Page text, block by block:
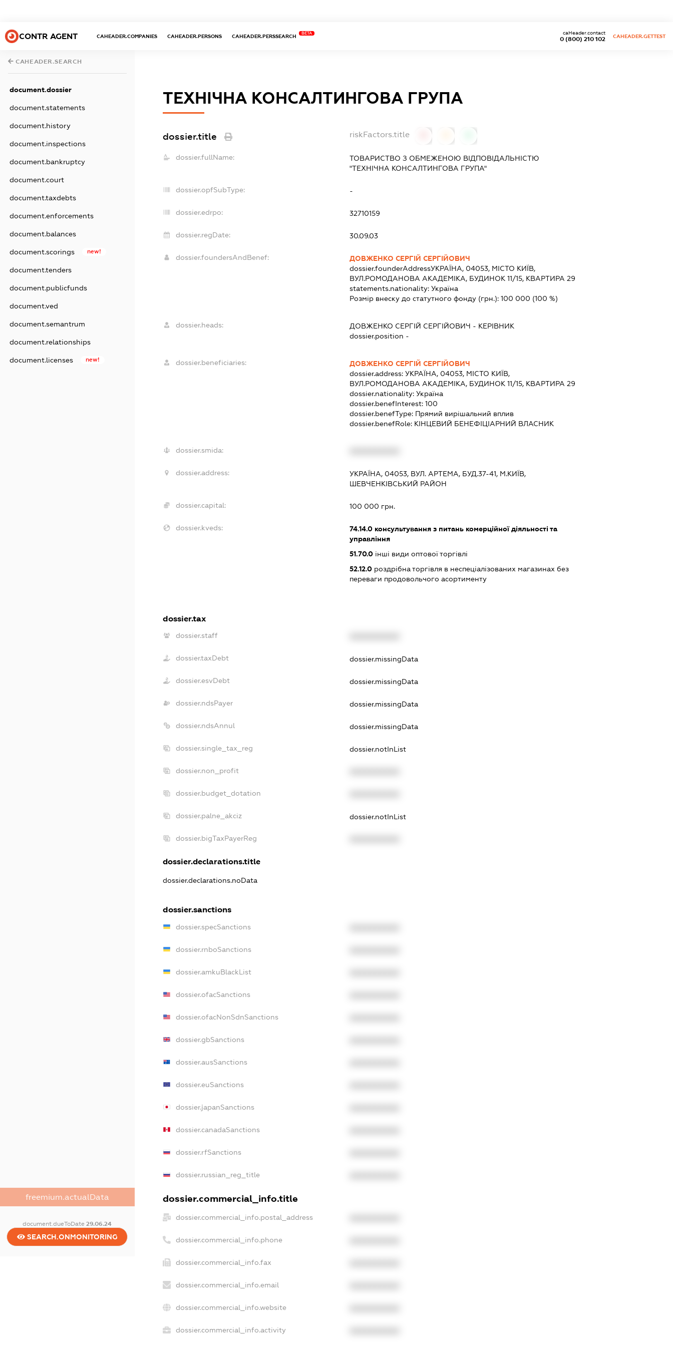
CONTR AGENT CAHEADER.COMPANIES CAHEADER.PERSONS CAHEADER.PERSSEARCH
BETA
0 (800) 210 102
caHeader.contact
CAHEADER.GETTEST
CAHEADER.SEARCH
document.dossier
document.statements
document.history
document.inspections
document.bankruptcy
document.court
document.taxdebts
document.enforcements
document.balances
document.scorings new!
document.tenders
document.publicfunds
document.ved
document.semantrum
document.relationships
document.licenses new!
freemium.actualData
document.dueToDate29.06.24
SEARCH.ONMONITORING
ТЕХНІЧНА КОНСАЛТИНГОВА ГРУПА
dossier.title riskFactors.title
dossier.fullName:
ТОВАРИСТВО З ОБМЕЖЕНОЮ ВІДПОВІДАЛЬНІСТЮ
"ТЕХНІЧНА КОНСАЛТИНГОВА ГРУПА"
dossier.opfSubType: -
dossier.edrpo: 32710159
dossier.regDate: 30.09.03
dossier.foundersAndBenef:
ДОВЖЕНКО СЕРГІЙ СЕРГІЙОВИЧ
dossier.founderAddressУКРАЇНА, 04053, МІСТО КИЇВ,
ВУЛ.РОМОДАНОВА АКАДЕМІКА, БУДИНОК 11/15, КВАРТИРА 29
statements.nationality: Україна
Розмір внеску до статутного фонду (грн.): 100 000 (100 %)
dossier.heads: ДОВЖЕНКО СЕРГІЙ СЕРГІЙОВИЧ - КЕРІВНИК
dossier.position -
dossier.beneficiaries:
ДОВЖЕНКО СЕРГІЙ СЕРГІЙОВИЧ
dossier.address: УКРАЇНА, 04053, МІСТО КИЇВ,
ВУЛ.РОМОДАНОВА АКАДЕМІКА, БУДИНОК 11/15, КВАРТИРА 29
dossier.nationality: Україна
dossier.benefInterest: 100
dossier.benefType: Прямий вирішальний вплив
dossier.benefRole: КІНЦЕВИЙ БЕНЕФІЦІАРНИЙ ВЛАСНИК
dossier.smida:
dossier.address:
УКРАЇНА, 04053, ВУЛ. АРТЕМА, БУД.37-41, М.КИЇВ,
ШЕВЧЕНКІВСЬКИЙ РАЙОН
dossier.capital: 100 000 грн.
dossier.kveds: 74.14.0консультування з питань комерційної діяльності та
управління
51.70.0інші види оптової торгівлі
52.12.0роздрібна торгівля в неспеціалізованих магазинах без
переваги продовольчого асортименту
dossier.tax
dossier.staff
dossier.taxDebt dossier.missingData
dossier.esvDebt dossier.missingData
dossier.ndsPayer dossier.missingData
dossier.ndsAnnul dossier.missingData
dossier.single_tax_reg dossier.notInList
dossier.non_profit
dossier.budget_dotation
dossier.palne_akciz dossier.notInList
dossier.bigTaxPayerReg
dossier.declarations.title
dossier.declarations.noData
dossier.sanctions
dossier.specSanctions
dossier.rnboSanctions
dossier.amkuBlackList
dossier.ofacSanctions
dossier.ofacNonSdnSanctions
dossier.gbSanctions
dossier.ausSanctions
dossier.euSanctions
dossier.japanSanctions
dossier.canadaSanctions
dossier.rfSanctions
dossier.russian_reg_title
dossier.commercial_info.title
dossier.commercial_info.postal_address
dossier.commercial_info.phone
dossier.commercial_info.fax
dossier.commercial_info.email
dossier.commercial_info.website
dossier.commercial_info.activity